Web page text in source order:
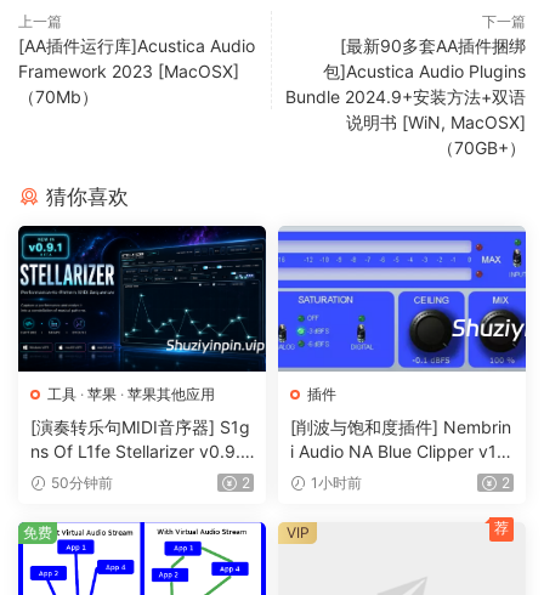
上一篇
[AA插件运行库]Acustica Audio
Framework 2023 [MacOSX]
（70Mb）
下一篇
[最新90多套AA插件捆绑
包]Acustica Audio Plugins
Bundle 2024.9+安装方法+双语
说明书 [WiN, MacOSX]
（70GB+）
猜你喜欢
工具 · 苹果 · 苹果其他应用
[演奏转乐句MIDI音序器] S1g
ns Of L1fe Stellarizer v0.9.1
BETA-ARCADiA [WiN, MacO
50分钟前 2
插件
[削波与饱和度插件] Nembrin
i Audio NA Blue Clipper v1.
0.1 Incl Keygen-R2R [WiN]
1小时前 2
免费 VIP 荐